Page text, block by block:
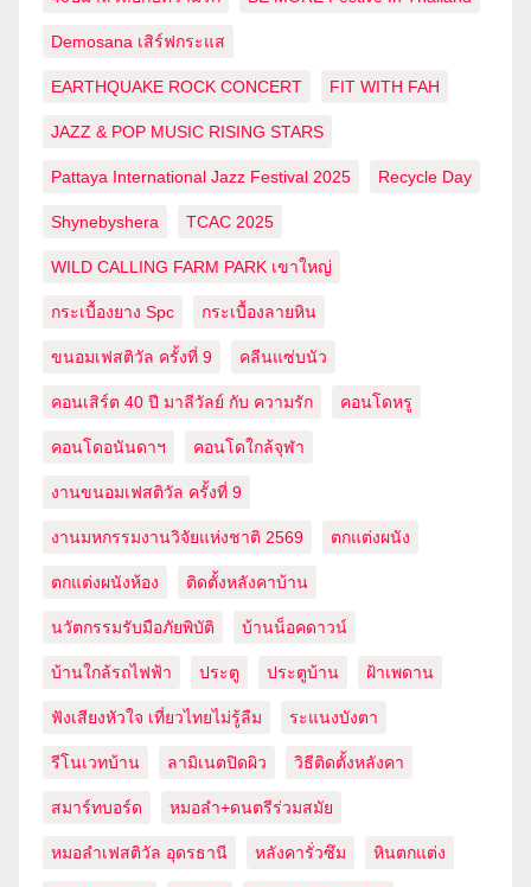
Demosana เสิร์ฟกระแส
EARTHQUAKE ROCK CONCERT FIT WITH FAH
JAZZ & POP MUSIC RISING STARS
Pattaya International Jazz Festival 2025 Recycle Day
Shynebyshera TCAC 2025
WILD CALLING FARM PARK เขาใหญ่
กระเบื้องยาง Spc กระเบื้องลายหิน
ขนอมเฟสติวัล ครั้งที่ 9 คลีนแซ่บนัว
คอนเสิร์ต 40 ปี มาลีวัลย์ กับ ความรัก คอนโดหรู
คอนโดอนันดาฯ คอนโดใกล้จุฬา
งานขนอมเฟสติวัล ครั้งที่ 9
งานมหกรรมงานวิจัยแห่งชาติ 2569 ตกแต่งผนัง
ตกแต่งผนังห้อง ติดตั้งหลังคาบ้าน
นวัตกรรมรับมือภัยพิบัติ บ้านน็อคดาวน์
บ้านใกล้รถไฟฟ้า ประตู ประตูบ้าน ฝ้าเพดาน
ฟังเสียงหัวใจ เที่ยวไทยไม่รู้ลืม ระแนงบังตา
รีโนเวทบ้าน ลามิเนตปิดผิว วิธีติดตั้งหลังคา
สมาร์ทบอร์ด หมอลำ+ดนตรีร่วมสมัย
หมอลำเฟสติวัล อุดรธานี หลังคารั่วซึม หินตกแต่ง